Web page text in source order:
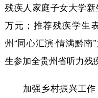
残疾人家庭子女大学
万元；推荐残疾学生
州“同心汇演·情满黔
生参加全贵州省听力残
加强乡村振兴工作